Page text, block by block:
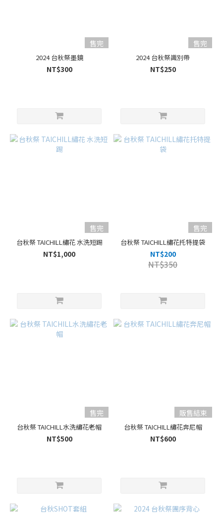
售完
2024 台秋祭墨鏡
NT$300
售完
2024 台秋祭識別帶
NT$250
售完
台秋祭 TAICHILL繡花 水洗短踢
NT$1,000
售完
台秋祭 TAICHILL繡花托特提袋
NT$200
NT$350
售完
台秋祭 TAICHILL水洗繡花老帽
NT$500
販售結束
台秋祭 TAICHILL繡花奔尼帽
NT$600